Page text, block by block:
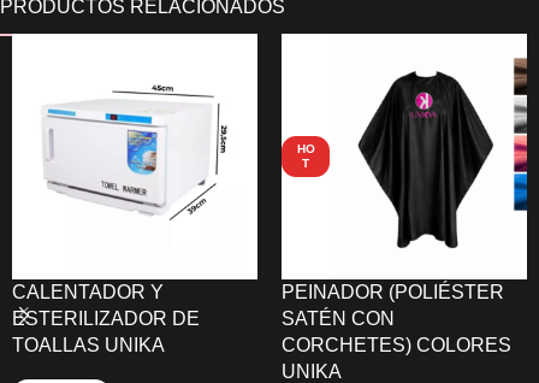
CALENTADOR Y
ESTERILIZADOR DE
TOALLAS UNIKA
HO
T
PEINADOR (POLIÉSTER
SATÉN CON
CORCHETES) COLORES
UNIKA